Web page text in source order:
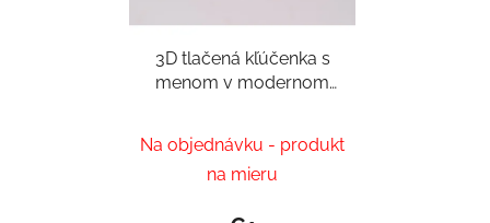
3D tlačená kľúčenka s
menom v modernom
Na objednávku - produkt
na mieru